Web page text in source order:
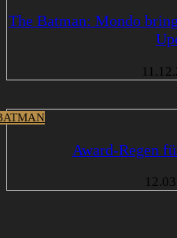
The Batman: Mondo
Award-Regen